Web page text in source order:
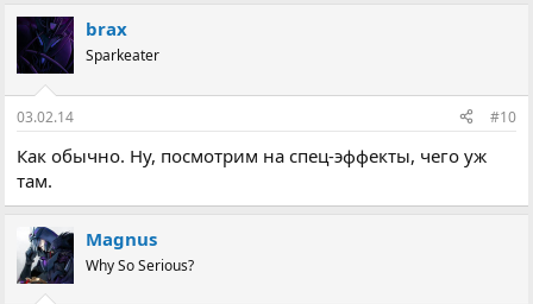
brax
Sparkeater
03.02.14 #10
Как обычно. Ну, посмотрим на спец-эффекты, чего уж
там.
Magnus
Why So Serious?